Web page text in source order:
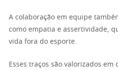
A colaboração em equipe
como empatia e assertividade,
vida fora do esporte.
Esses traços são valorizados em